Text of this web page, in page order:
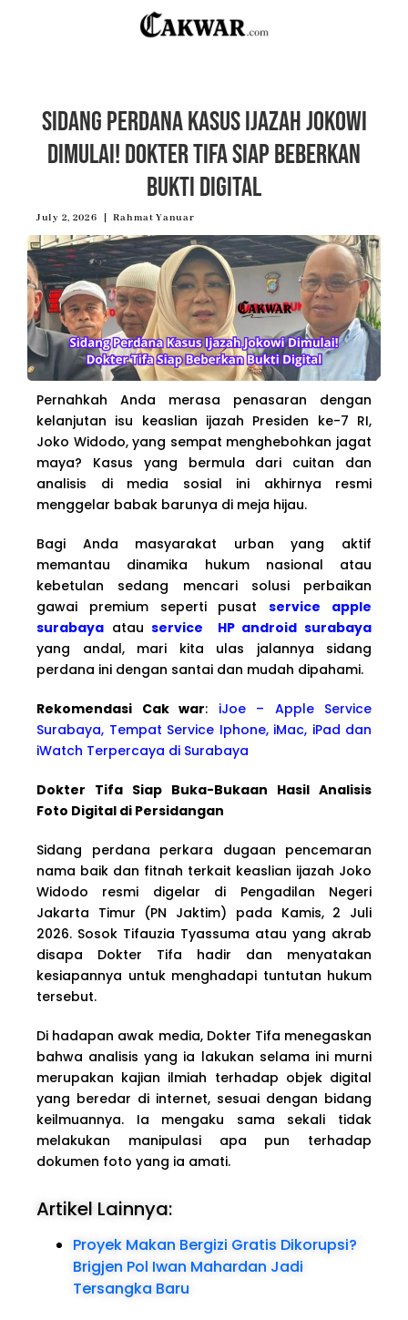
Sidang Perdana Kasus Ijazah Jokowi
Dimulai! Dokter Tifa Siap Beberkan
Bukti Digital
July 2, 2026 Rahmat Yanuar
Pernahkah Anda merasa penasaran dengan
kelanjutan isu keaslian ijazah Presiden ke-7 RI,
Joko Widodo, yang sempat menghebohkan jagat
maya? Kasus yang bermula dari cuitan dan
analisis di media sosial ini akhirnya resmi
menggelar babak barunya di meja hijau.
Bagi Anda masyarakat urban yang aktif
memantau dinamika hukum nasional atau
kebetulan sedang mencari solusi perbaikan
gawai premium seperti pusatservice apple
surabaya atauservice HP android surabaya
yang andal, mari kita ulas jalannya sidang
perdana ini dengan santai dan mudah dipahami.
Rekomendasi Cak war: iJoe – Apple Service
Surabaya, Tempat Service Iphone, iMac, iPad dan
iWatch Terpercaya di Surabaya
Dokter Tifa Siap Buka-Bukaan Hasil Analisis
Foto Digital di Persidangan
Sidang perdana perkara dugaan pencemaran
nama baik dan fitnah terkait keaslian ijazah Joko
Widodo resmi digelar di Pengadilan Negeri
Jakarta Timur (PN Jaktim) pada Kamis, 2 Juli
2026. Sosok Tifauzia Tyassuma atau yang akrab
disapa Dokter Tifa hadir dan menyatakan
kesiapannya untuk menghadapi tuntutan hukum
tersebut.
Di hadapan awak media, Dokter Tifa menegaskan
bahwa analisis yang ia lakukan selama ini murni
merupakan kajian ilmiah terhadap objek digital
yang beredar di internet, sesuai dengan bidang
keilmuannya. Ia mengaku sama sekali tidak
melakukan manipulasi apa pun terhadap
dokumen foto yang ia amati.
Artikel Lainnya:
Proyek Makan Bergizi Gratis Dikorupsi?
Brigjen Pol Iwan Mahardan Jadi
Tersangka Baru